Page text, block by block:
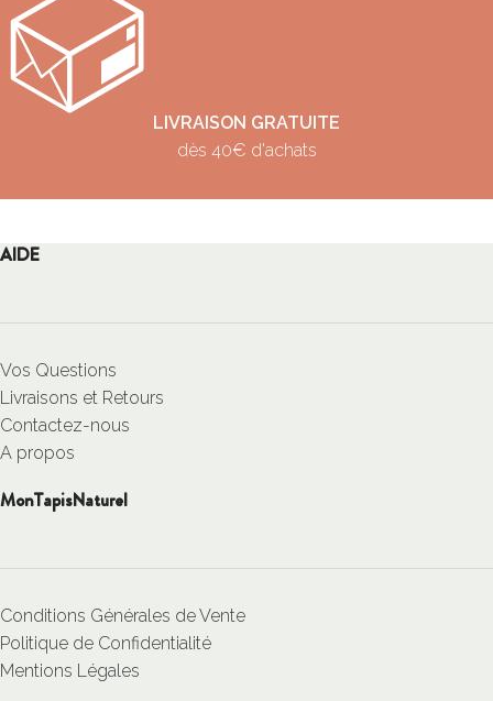
LIVRAISON GRATUITE
dès 40€ d'achats
AIDE
Vos Questions
Livraisons et Retours
Contactez-nous
A propos
MonTapisNaturel
Conditions Générales de Vente
Politique de Confidentialité
Mentions Légales